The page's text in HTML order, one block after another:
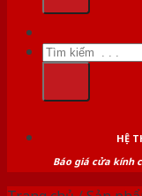
Tìm
kiếm:
HỆ
Báo giá cửa kính